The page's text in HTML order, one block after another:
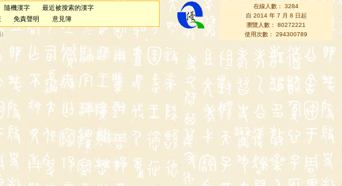
隨機漢字
最近被搜索的漢字
免責聲明 意見簿
）
在線人數： 3284
自 2014 年 7 月 8 日起
瀏覽人數： 80272221
使用次數： 294300789